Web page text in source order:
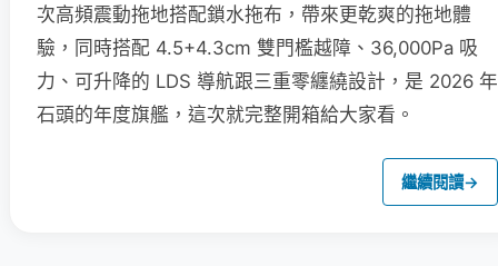
次高頻震動拖地搭配鎖水拖布，帶來更乾爽的拖地體
驗，同時搭配 4.5+4.3cm 雙門檻越障、36,000Pa 吸
力、可升降的 LDS 導航跟三重零纏繞設計，是 2026 年
石頭的年度旗艦，這次就完整開箱給大家看。
繼續閱讀→